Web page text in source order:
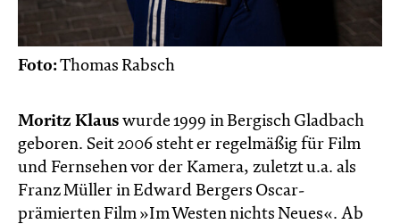
Foto:Thomas Rabsch
Moritz Klaus wurde 1999 in Bergisch Gladbach
geboren. Seit 2006 steht er regelmäßig für Film
und Fernsehen vor der Kamera, zuletzt u.a. als
Franz Müller in Edward Bergers Oscar-
prämierten Film »Im Westen nichts Neues«. Ab